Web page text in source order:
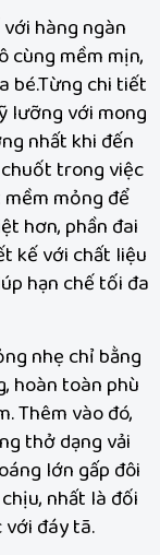
hàng ngàn
cùng mềm mịn,
bé.Từng chi tiết
lưỡng với mong
nhất khi đến
trong việc
mỏng để
hơn, phần đai
kế với chất liệu
hạn chế tối đa
nhẹ chỉ bằng
hoàn toàn phù
Thêm vào đó,
thở dạng vải
lớn gấp đôi
nhất là đối
đáy tã.